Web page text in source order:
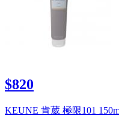
$820
KEUNE 肯葳 極限101